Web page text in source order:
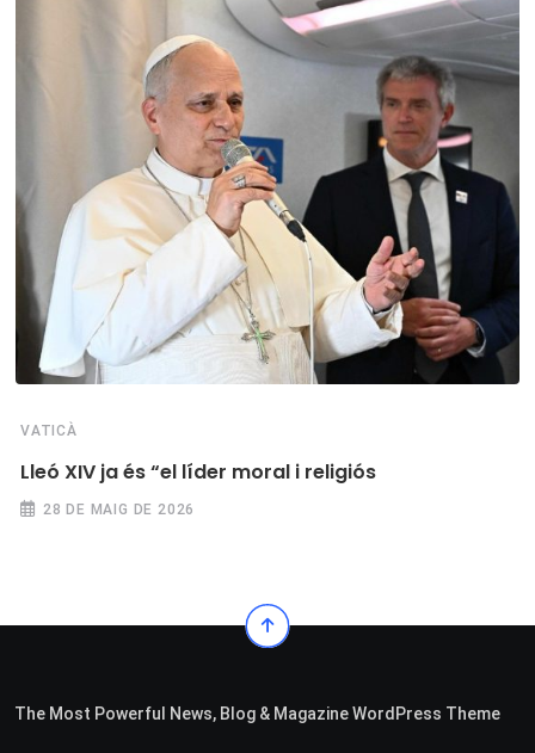
VATICÀ
Lleó XIV ja és “el líder moral i religiós
28 DE MAIG DE 2026
The Most Powerful News, Blog & Magazine WordPress Theme